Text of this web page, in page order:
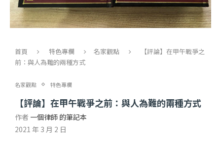
首頁 特色專欄 名家觀點
【評論】在甲午戰爭之
前：與人為難的兩種方式
名家觀點 特色專欄
【評論】在甲午戰爭之前：與人為難的兩種方式
作者 一個律師 的筆記本
2021 年 3 月 2 日